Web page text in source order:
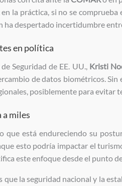
la práctica, si no se
ha despertado incertidumbre
en política
Seguridad de EE. UU., Kristi
de datos biométricos.
posiblemente para evitar
a miles
que está endureciendo su
esto podría impactar el
este enfoque desde el punto
que la seguridad nacional y la